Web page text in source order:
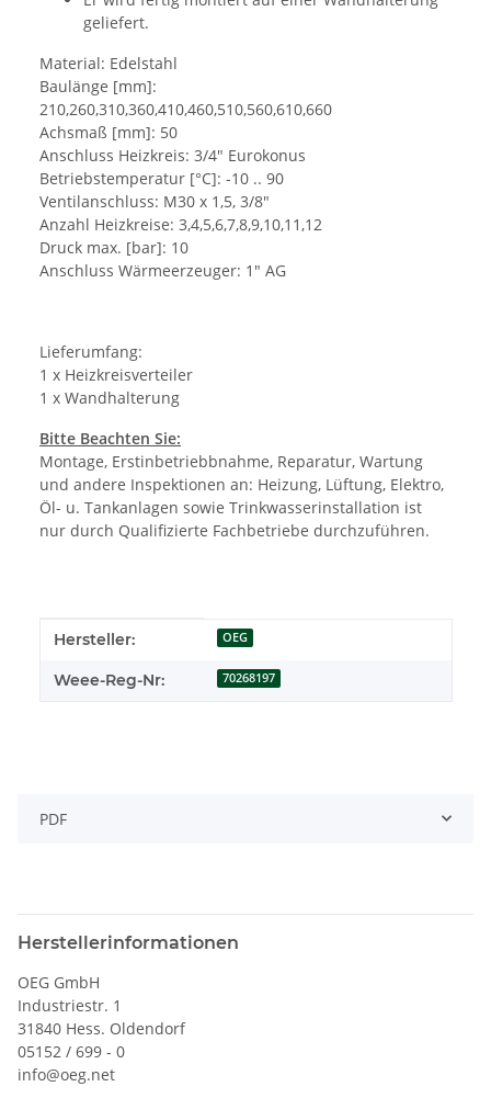
geliefert.
Material: Edelstahl
Baulänge [mm]:
210,260,310,360,410,460,510,560,610,660
Achsmaß [mm]: 50
Anschluss Heizkreis: 3/4" Eurokonus
Betriebstemperatur [°C]: -10 .. 90
Ventilanschluss: M30 x 1,5, 3/8"
Anzahl Heizkreise: 3,4,5,6,7,8,9,10,11,12
Druck max. [bar]: 10
Anschluss Wärmeerzeuger: 1" AG
Lieferumfang:
1 x Heizkreisverteiler
1 x Wandhalterung
Bitte Beachten Sie:
Montage, Erstinbetriebbnahme, Reparatur, Wartung
und andere Inspektionen an: Heizung, Lüftung, Elektro,
Öl- u. Tankanlagen sowie Trinkwasserinstallation ist
nur durch Qualifizierte Fachbetriebe durchzuführen.
Produkteigenschaft
Wert
Hersteller: OEG
Weee-Reg-Nr: 70268197
PDF
Herstellerinformationen
OEG GmbH
Industriestr. 1
31840 Hess. Oldendorf
05152 / 699 - 0
info@oeg.net